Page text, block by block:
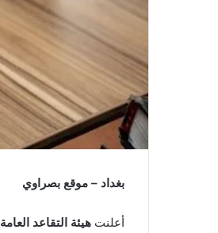
بغداد – موقع بصراوي
أعلنت هيئة التقاعد العامة